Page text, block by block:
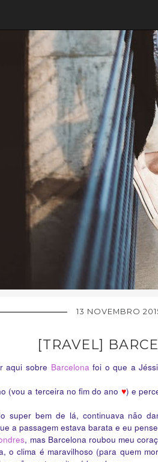
13 NOVEMBRO
[TRAVEL]
aqui sobre Barcelona foi o que a
(vou a terceira no fim do ano ♥) e
super bem de lá, continuava não
a passagem estava barata e eu
, mas Barcelona roubou meu
o clima é maravilhoso (para quem